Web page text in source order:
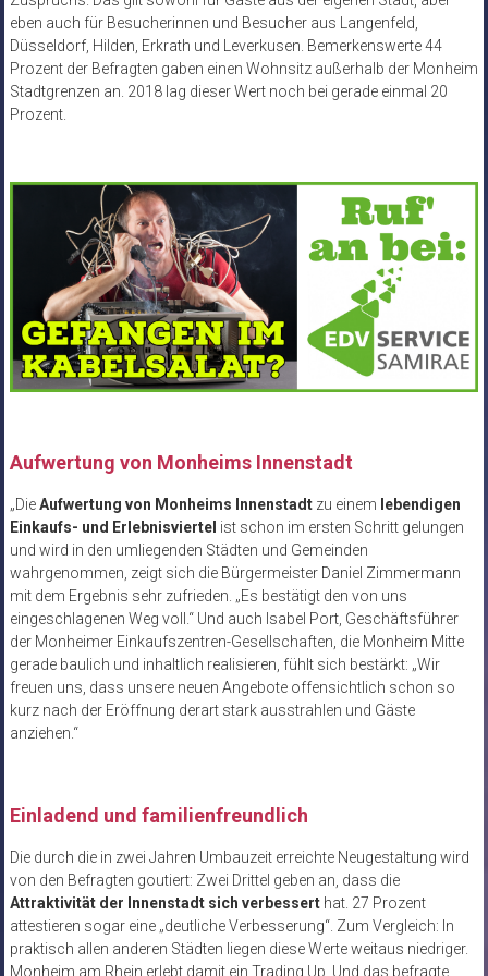
eben auch für Besucherinnen und Besucher aus Langenfeld,
Düsseldorf, Hilden, Erkrath und Leverkusen. Bemerkenswerte 44
Prozent der Befragten gaben einen Wohnsitz außerhalb der Monheim
Stadtgrenzen an. 2018 lag dieser Wert noch bei gerade einmal 20
Prozent.
Aufwertung von Monheims Innenstadt
„DieAufwertung von Monheims Innenstadtzu einem lebendigen
Einkaufs- und Erlebnisviertel ist schon im ersten Schritt gelungen
und wird in den umliegenden Städten und Gemeinden
wahrgenommen, zeigt sich die Bürgermeister Daniel Zimmermann
mit dem Ergebnis sehr zufrieden. „Es bestätigt den von uns
eingeschlagenen Weg voll.“ Und auch Isabel Port, Geschäftsführer
der Monheimer Einkaufszentren-Gesellschaften, die Monheim Mitte
gerade baulich und inhaltlich realisieren, fühlt sich bestärkt: „Wir
freuen uns, dass unsere neuen Angebote offensichtlich schon so
kurz nach der Eröffnung derart stark ausstrahlen und Gäste
anziehen.“
Einladend und familienfreundlich
Die durch die in zwei Jahren Umbauzeit erreichte Neugestaltung wird
von den Befragten goutiert: Zwei Drittel geben an, dass die
Attraktivität der Innenstadt sich verbesserthat. 27 Prozent
attestieren sogar eine „deutliche Verbesserung“. Zum Vergleich: In
praktisch allen anderen Städten liegen diese Werte weitaus niedriger.
Monheim am Rhein erlebt damit ein Trading Up. Und das befragte